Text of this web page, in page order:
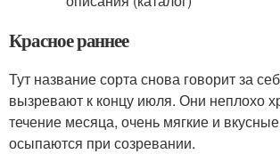
Красное раннее
Тут название сорта снова говорит за
вызревают к концу июля. Они неплохо
течение месяца, очень мягкие и
осыпаются при созревании.